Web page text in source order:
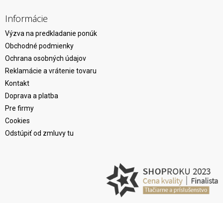
Informácie
Výzva na predkladanie ponúk
Obchodné podmienky
Ochrana osobných údajov
Reklamácie a vrátenie tovaru
Kontakt
Doprava a platba
Pre firmy
Cookies
Odstúpiť od zmluvy tu